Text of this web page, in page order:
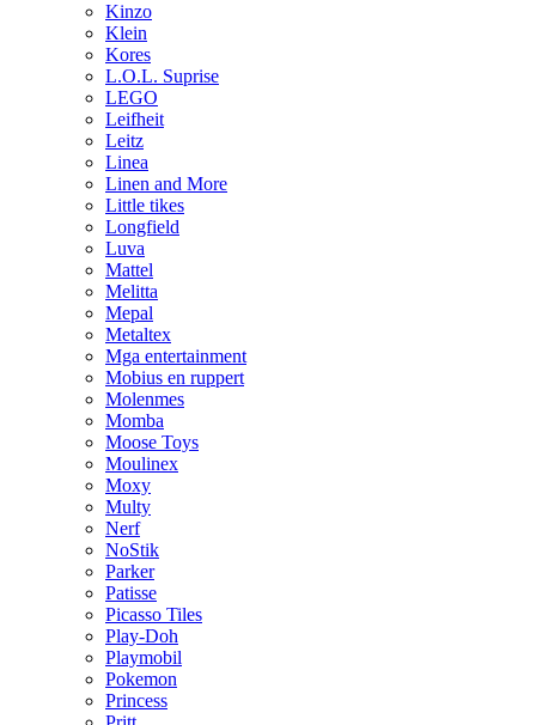
Kinzo
Klein
Kores
L.O.L. Suprise
LEGO
Leifheit
Leitz
Linea
Linen and More
Little tikes
Longfield
Luva
Mattel
Melitta
Mepal
Metaltex
Mga entertainment
Mobius en ruppert
Molenmes
Momba
Moose Toys
Moulinex
Moxy
Multy
Nerf
NoStik
Parker
Patisse
Picasso Tiles
Play-Doh
Playmobil
Pokemon
Princess